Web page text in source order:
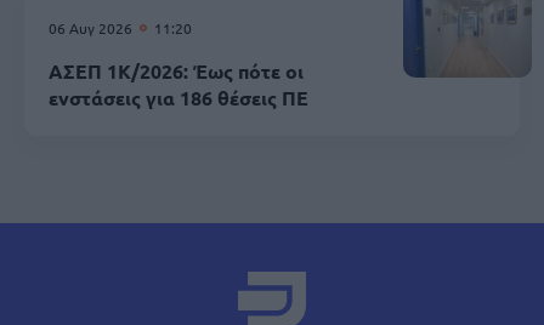
06 Αυγ 2026 11:20
ΑΣΕΠ 1Κ/2026: Έως πότε οι
ενστάσεις για 186 θέσεις ΠΕ